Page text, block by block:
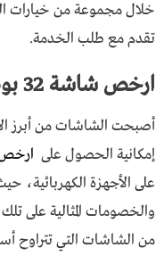
خلال مجموعة من خيارات
تقدم مع طلب الخدمة.
ارخص شاشة 32 بوصة من رنين
أصبحت الشاشات من أبرز
إمكانية الحصول على ارخص
على الأجهزة الكهربائية،
والخصومات المثالية على